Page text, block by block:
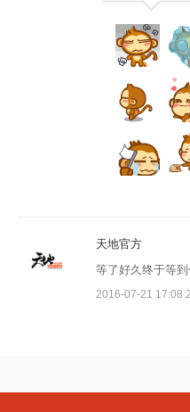
天地官方
等了好久终于等
2016-07-21